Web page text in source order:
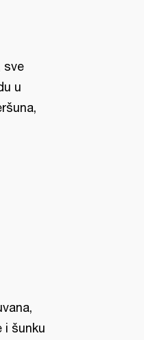
sve
u
i šunku